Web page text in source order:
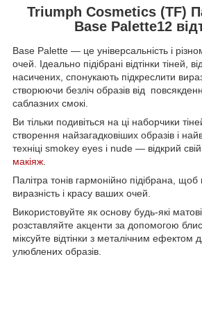
Triumph Cosmetics (TF)
Base Palette12
Base Palette — це універсальність і
очей. Ідеально підібрані відтінки тіней,
насичених, спонукають підкреслити
створюючи безліч образів від
саблазних смокі.
Ви тільки подивіться на ці наборчики
створення найзагадковіших образів і
техніці smokey eyes і nude — відкрий
макіяж.
Палітра тонів гармонійно підібрана, щоб
виразність і красу ваших очей.
Використовуйте як основу будь-які матові
розставляйте акценти за допомогою
міксуйте відтінки з металічним ефектом
улюблених образів.